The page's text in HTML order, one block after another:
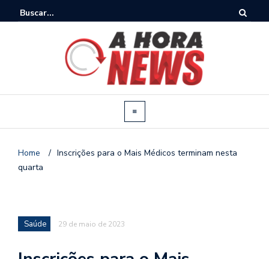
Home / Inscrições para o Mais Médicos terminam nesta
quarta
Saúde 29 de maio de 2023